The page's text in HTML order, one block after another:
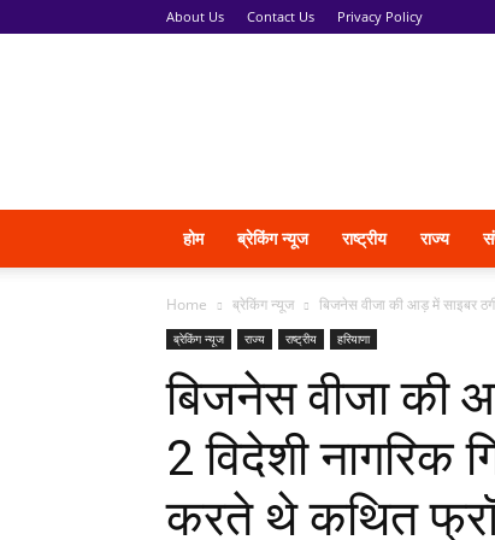
About Us Contact Us Privacy Policy
होम ब्रेकिंग न्यूज राष्ट्रीय राज्य
Home ब्रेकिंग न्यूज बिजनेस वीजा की आड़ में साइबर
ब्रेकिंग न्यूज राज्य राष्ट्रीय हरियाणा
बिजनेस वीजा की
2 विदेशी नागरिक
करते थे कथित